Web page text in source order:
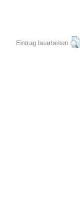
Eintrag bearbeiten